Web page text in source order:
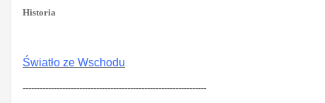
Historia
Światło ze Wschodu
-----------------------------------------------------------------